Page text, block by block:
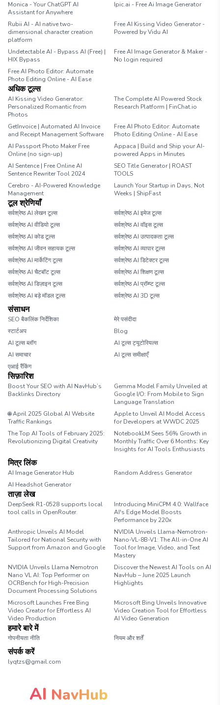
Monica - Your ChatGPT AI
Assistant for Anywhere
Ipic.ai - Free Ai Image Generator
Rubii AI - AI native two-
dimensional character creation
platform
Free AI Kissing Video Generator -
Powered by Vidu AI
Undetectable AI - Bypass AI (Free) |
HIX Bypass
Free AI Image Generator & Maker -
No login required
Free AI Photo Editor: Automate
Photo Editing Online - AI Ease
अधिक टूल्स
AI Kissing Video Generator:
Personalized Romantic from
Photos
The Complete AI Powered Stock
Research Platform | FinChat.io
GetInvoice | Automated AI Invoice
and Receipt Management Software
Free AI Photo Editor: Automate
Photo Editing Online - AI Ease
AI Passport Photo Maker Free
Online (no sign-up)
Appaca | Build and Ship your AI-
powered Apps in Minutes
AI Sentence | Free Online AI
Sentence Rewriter Tool 2024
SEO Title Generator | ROAST
TOOLS
Cerebro - AI-Powered Knowledge
Management
Launch Your Startup in Days, Not
Weeks | ShipFast
टूल श्रेणियाँ
सर्वश्रेष्ठ AI लेखन टूल्स
सर्वश्रेष्ठ AI इमेज टूल्स
सर्वश्रेष्ठ AI वीडियो टूल्स
सर्वश्रेष्ठ AI वॉइस टूल्स
सर्वश्रेष्ठ AI कोड टूल्स
सर्वश्रेष्ठ AI उत्पादकता टूल्स
सर्वश्रेष्ठ AI जीवन सहायक टूल्स
सर्वश्रेष्ठ AI व्यापार टूल्स
सर्वश्रेष्ठ AI मार्केटिंग टूल्स
सर्वश्रेष्ठ AI डिटेक्टर टूल्स
सर्वश्रेष्ठ AI चैटबॉट टूल्स
सर्वश्रेष्ठ AI शिक्षण टूल्स
सर्वश्रेष्ठ AI डिज़ाइन टूल्स
सर्वश्रेष्ठ AI प्रॉम्प्ट टूल्स
सर्वश्रेष्ठ AI बड़े मॉडल टूल्स
सर्वश्रेष्ठ AI 3D टूल्स
संसाधन
SEO बैकलिंक निर्देशिका
मेरे पसंदीदा
स्टार्टअप
Blog
AI टूल्स ब्लॉग
AI टूल्स ट्यूटोरियल्स
AI समाचार
AI टूल्स समीक्षाएँ
एआई रैंकिंग
सिफ़ारिश
Boost Your SEO with AI NavHub’s
Backlinks Directory
Gemma Model Family Unveiled at
Google I/O: From Mobile to Sign
Language Translation
🌐 April 2025 Global AI Website
Traffic Rankings
Apple to Unveil AI Model Access
for Developers at WWDC 2025
The Top AI Tools of February 2025:
Revolutionizing Digital Creativity
NotebookLM Sees 56% Growth in
Monthly Traffic Over 6 Months: Key
Insights for AI Tools Enthusiasts
मित्र लिंक
AI Image Generator Hub
Random Address Generator
AI Headshot Generator
ताज़ा लेख
DeepSeek R1-0528 supports local
tool calls in OpenRouter.
Introducing MiniCPM 4.0: Wallface
AI's Edge Model Boosts
Performance by 220x
Anthropic Unveils AI Model
Tailored for National Security with
Support from Amazon and Google
NVIDIA Unveils Llama-Nemotron-
Nano-VL-8B-V1: The All-in-One AI
Tool for Image, Video, and Text
Mastery
NVIDIA Unveils Llama Nemotron
Nano VL AI: Top Performer on
OCRBench for High-Precision
Document Processing Solutions
Discover the Newest AI Tools on AI
NavHub – June 2025 Launch
Highlights
Microsoft Launches Free Bing
Video Creator for Effortless AI
Video Production
Microsoft Bing Unveils Innovative
Video Creation Tool for Effortless
AI Video Generation
हमारे बारे में
गोपनीयता नीति नियम और शर्तें
संपर्क करें
lyqtzs@gmail.com
AI NavHub